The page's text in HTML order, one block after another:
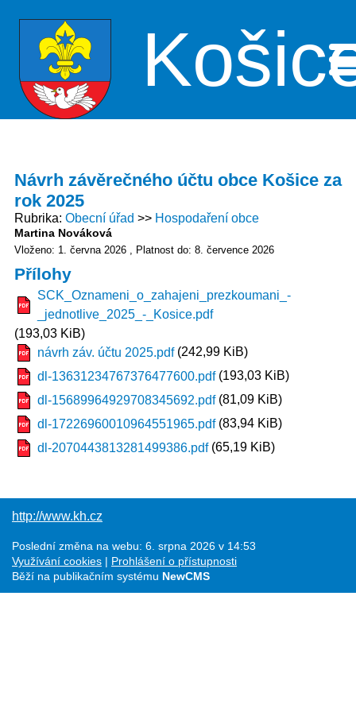
Návrh závěrečného účtu obce Košice za
rok 2025
Rubrika Obecní úřad Hospodaření obce
Martina Nováková
Vloženo: 1. června 2026 Platnost do: 8. července 2026
Přílohy
SCK_Oznameni_o_zahajeni_prezkoumani_-
_jednotlive_2025_-_Kosice.pdf
(193,03 KiB)
návrh záv. účtu 2025.pdf(242,99 KiB)
dl-13631234767376477600.pdf(193,03 KiB)
dl-15689964929708345692.pdf(81,09 KiB)
dl-17226960010964551965.pdf(83,94 KiB)
dl-2070443813281499386.pdf(65,19 KiB)
http://www.kh.cz
Poslední změna na webu: 6. srpna 2026 v 14:53
Využívání cookies
Prohlášení o přístupnosti
Běží na publikačním systému NewCMS